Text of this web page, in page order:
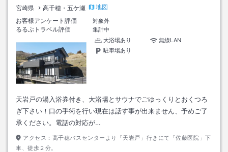
宮崎県 高千穂・五ケ瀬
地図
お客様アンケート評価
対象外
るるぶトラベル評価
集計中
大浴場あり
無線LAN
駐車場あり
天岩戸の湯入浴券付き、大浴場とサウナでごゆっくりとおくつろ
ぎ下さい！口の手術を行い現在は話す事が出来ません、予めご了
承ください。電話の対応が…
アクセス： 高千穂バスセンターより「天岩戸」行きにて「佐藤医院」下
車、徒歩２分。